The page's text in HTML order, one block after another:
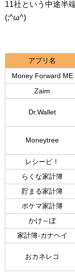
11社という中途半
(;^ω^)
アプリ名
Money Forward ME
Zaim
Dr.Wallet
Moneytree
レシーピ！
らくな家計簿
貯まる家計簿
ポケマ家計簿
かけ～ぼ
家計簿-カナヘイ
おカネレコ